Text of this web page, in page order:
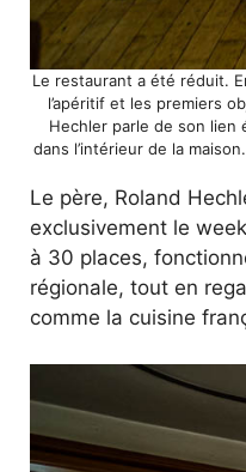
Le restaurant a été réduit.
l’apéritif et les premiers
Hechler parle de son lien
dans l’intérieur de la
Le père, Roland
exclusivement le
à 30 places,
régionale, tout en
comme la cuisine